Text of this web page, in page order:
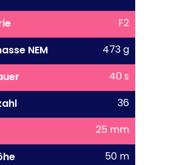
F2
NEM
473 g
40 s
36
25 mm
50 m